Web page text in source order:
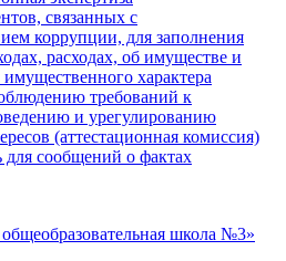
связанных с
коррупции, для заполнения
расходах, об имуществе и
имущественного характера
требований к
и урегулированию
(аттестационная комиссия)
для сообщений о фактах